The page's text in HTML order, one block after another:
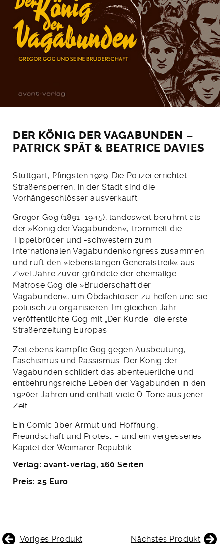
DER KÖNIG DER VAGABUNDEN –
PATRICK SPÄT & BEATRICE DAVIES
Stuttgart, Pfingsten 1929: Die Polizei errichtet
Straßensperren, in der Stadt sind die
Vorhängeschlösser ausverkauft.
Gregor Gog (1891–1945), landesweit berühmt als
der »König der Vagabunden«, trommelt die
Tippelbrüder und -schwestern zum
Internationalen Vagabundenkongress zusammen
und ruft den »lebenslangen Generalstreik« aus.
Zwei Jahre zuvor gründete der ehemalige
Matrose Gog die »Bruderschaft der
Vagabunden«, um Obdachlosen zu helfen und sie
politisch zu organisieren. Im gleichen Jahr
veröffentlichte Gog mit „Der Kunde“ die erste
Straßenzeitung Europas.
Zeitlebens kämpfte Gog gegen Ausbeutung,
Faschismus und Rassismus. Der König der
Vagabunden schildert das abenteuerliche und
entbehrungsreiche Leben der Vagabunden in den
1920er Jahren und enthält viele O-Töne aus jener
Zeit.
Ein Comic über Armut und Hoffnung,
Freundschaft und Protest – und ein vergessenes
Kapitel der Weimarer Republik.
Verlag: avant-verlag, 160 Seiten
Preis: 25 Euro
BEITRAGSNAVIGATION
Voriges Produkt Nächstes Produkt